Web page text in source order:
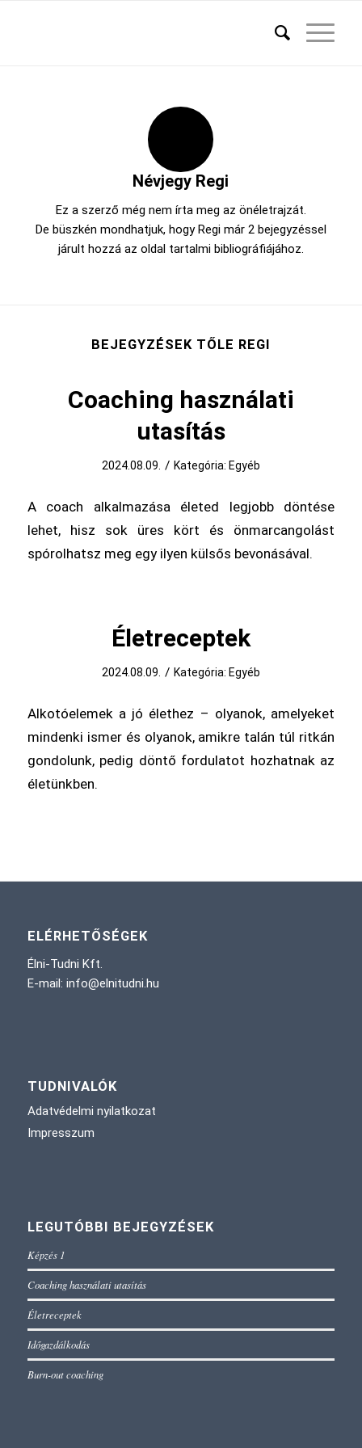
Névjegy Regi
Ez a szerző még nem írta meg az önéletrajzát.
De büszkén mondhatjuk, hogyRegimár 2 bejegyzéssel
járult hozzá az oldal tartalmi bibliográfiájához.
BEJEGYZÉSEK TŐLE REGI
Coaching használati
utasítás
2024.08.09. / Kategória: Egyéb
A coach alkalmazása életed legjobb döntése
lehet, hisz sok üres kört és önmarcangolást
spórolhatsz meg egy ilyen külsős bevonásával.
Életreceptek
2024.08.09. / Kategória: Egyéb
Alkotóelemek a jó élethez – olyanok, amelyeket
mindenki ismer és olyanok, amikre talán túl ritkán
gondolunk, pedig döntő fordulatot hozhatnak az
életünkben.
ELÉRHETŐSÉGEK
Élni-Tudni Kft.
E-mail: info@elnitudni.hu
TUDNIVALÓK
Adatvédelmi nyilatkozat
Impresszum
LEGUTÓBBI BEJEGYZÉSEK
Képzés 1
Coaching használati utasítás
Életreceptek
Időgazdálkodás
Burn-out coaching